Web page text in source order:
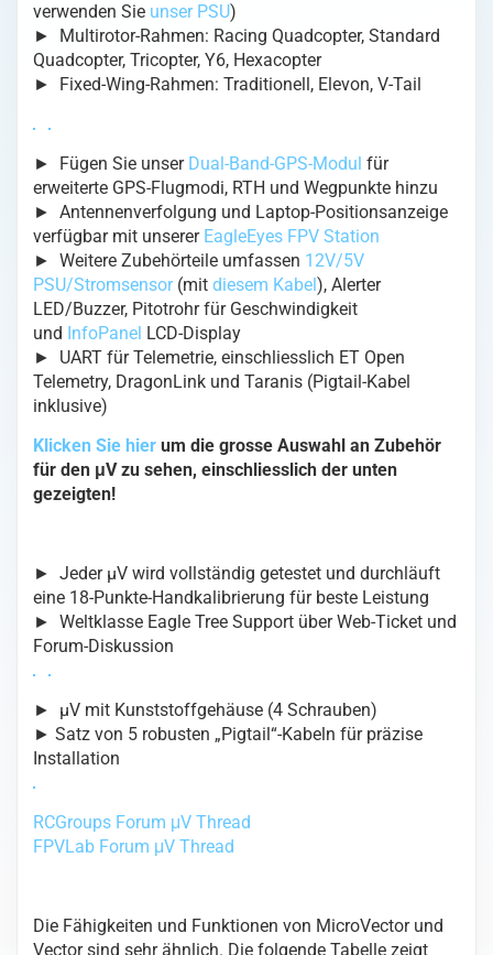
verwenden Sie unser PSU)
► Multirotor-Rahmen: Racing Quadcopter, Standard
Quadcopter, Tricopter, Y6, Hexacopter
► Fixed-Wing-Rahmen: Traditionell, Elevon, V-Tail
► Fügen Sie unser Dual-Band-GPS-Modul für
erweiterte GPS-Flugmodi, RTH und Wegpunkte hinzu
► Antennenverfolgung und Laptop-Positionsanzeige
verfügbar mit unserer EagleEyes FPV Station
► Weitere Zubehörteile umfassen 12V/5V
PSU/Stromsensor(mitdiesem Kabel), Alerter
LED/Buzzer, Pitotrohr für Geschwindigkeit
und InfoPanel LCD-Display
► UART für Telemetrie, einschliesslich ET Open
Telemetry, DragonLink und Taranis (Pigtail-Kabel
inklusive)
Klicken Sie hier um die grosse Auswahl an Zubehör
für den μV zu sehen, einschliesslich der unten
gezeigten!
► Jeder µV wird vollständig getestet und durchläuft
eine 18-Punkte-Handkalibrierung für beste Leistung
► Weltklasse Eagle Tree Support über Web-Ticket und
Forum-Diskussion
► µV mit Kunststoffgehäuse (4 Schrauben)
► Satz von 5 robusten „Pigtail“-Kabeln für präzise
Installation
RCGroups Forum μV Thread
FPVLab Forum μV Thread
Die Fähigkeiten und Funktionen von MicroVector und
Vector sind sehr ähnlich. Die folgende Tabelle zeigt